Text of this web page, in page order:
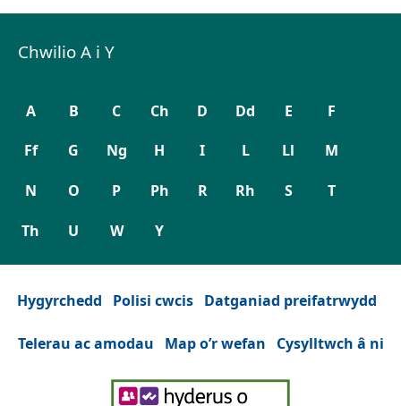
Chwilio A i Y
A B C Ch D Dd E F
Ff G Ng H I L Ll M
N O P Ph R Rh S T
Th U W Y
Hygyrchedd Polisi cwcis Datganiad preifatrwydd
Telerau ac amodau Map o’r wefan Cysylltwch â ni